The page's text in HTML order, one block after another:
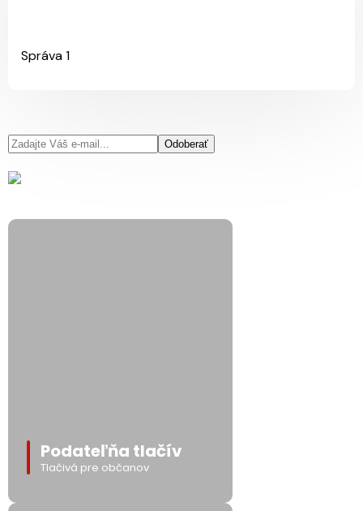
Správa 1
Odoberať
Podateľňa tlačív
Tlačivá pre občanov